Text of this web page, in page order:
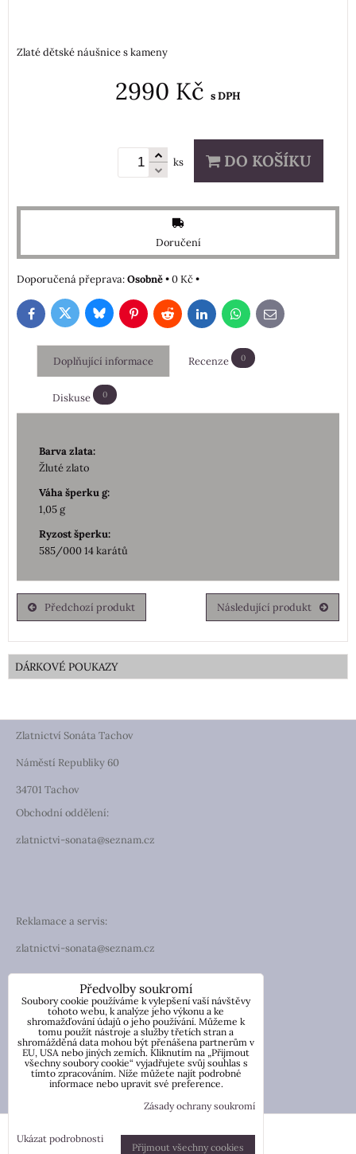
Zlaté dětské náušnice s kameny
2990 Kč s DPH
ks DO KOŠÍKU
Doručení
Osobně•0 Kč•
FacebookTwitterBlueskyPinterestRedditLinkedInWhatsApp
E-
mail
Doplňující informace Recenze 0
Diskuse 0
Barva zlata:
Žluté zlato
Váha šperku g:
1,05 g
Ryzost šperku:
585/000 14 karátů
Předchozí produkt Následující produkt
DÁRKOVÉ POUKAZY
Zlatnictví Sonáta Tachov
Náměstí Republiky 60
34701 Tachov
Obchodní oddělení:
zlatnictvi-sonata@seznam.cz
Reklamace a servis:
zlatnictvi-sonata@seznam.cz
TELEFON
Telefon: +420 774 194 130
IČO: 13854976
DIČ: CZ7057181846
Nicole Wetzlerová
Předvolby soukromí
Soubory cookie používáme k vylepšení vaší návštěvy
tohoto webu, k analýze jeho výkonu a ke
shromažďování údajů o jeho používání. Můžeme k
tomu použít nástroje a služby třetích stran a
shromážděná data mohou být přenášena partnerům v
EU, USA nebo jiných zemích. Kliknutím na „Přijmout
všechny soubory cookie“ vyjadřujete svůj souhlas s
tímto zpracováním. Níže můžete najít podrobné
informace nebo upravit své preference.
Zásady ochrany soukromí
Ukázat podrobnosti
Přijmout všechny cookies